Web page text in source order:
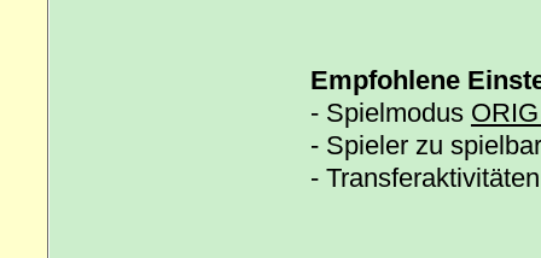
Empfohlene
- Spielmodus
- Spieler zu
-